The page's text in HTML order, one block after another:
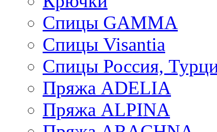
Спицы GAMMA
Спицы Visantia
Спицы Россия,
Пряжа ADELIA
Пряжа ALPINA